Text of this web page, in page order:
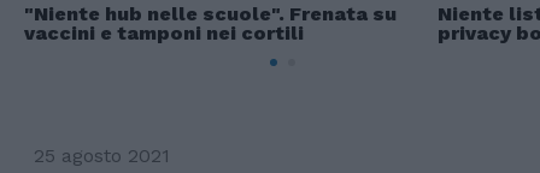
"Niente hub nelle scuole". Frenata su
vaccini e tamponi nei cortili
Niente
privacy
25 agosto 2021